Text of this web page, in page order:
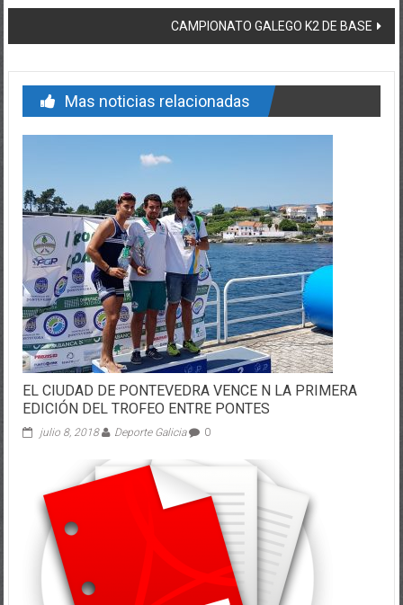
Mas noticias relacionadas
EL CIUDAD DE PONTEVEDRA VENCE N LA PRIMERA
EDICIÓN DEL TROFEO ENTRE PONTES
julio 8, 2018 Deporte Galicia